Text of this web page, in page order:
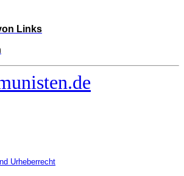
Links
Urheberrecht